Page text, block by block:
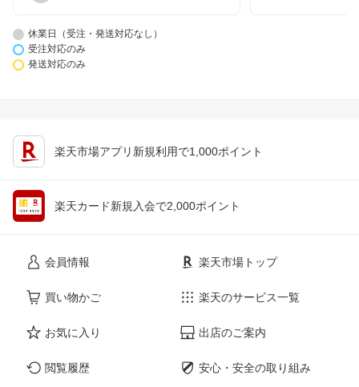
休業日（受注・発送対応なし）
受注対応のみ
発送対応のみ
楽天市場アプリ新規利用で1,000ポイント
楽天カード新規入会で2,000ポイント
会員情報
買い物かご
お気に入り
閲覧履歴
楽天市場トップ
楽天のサービス一覧
出店のご案内
安心・安全の取り組み